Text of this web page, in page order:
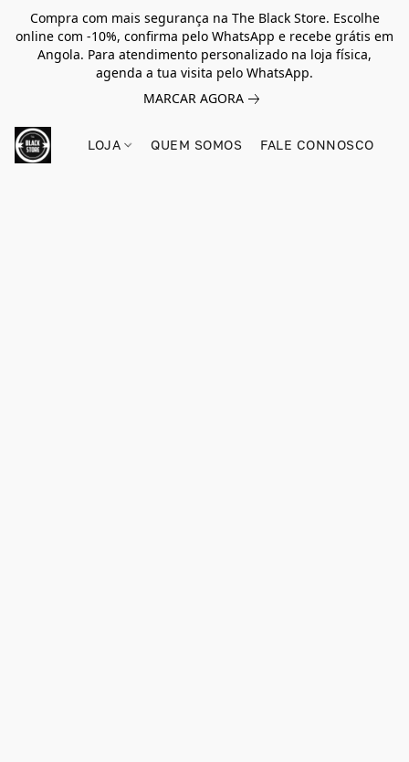
Compra com mais segurança na The Black Store. Escolhe
online com -10%, confirma pelo WhatsApp e recebe grátis em
Angola. Para atendimento personalizado na loja física,
agenda a tua visita pelo WhatsApp.
MARCAR AGORA
LOJA QUEM SOMOS FALE CONNOSCO